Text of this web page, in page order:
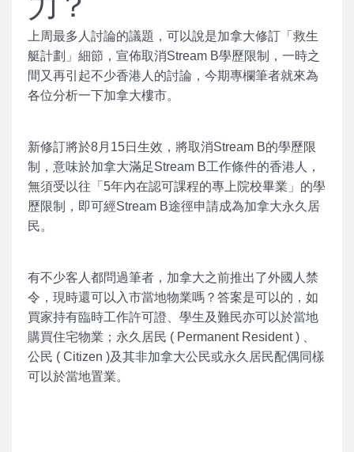
上周最多人討論的議題，可以說是加拿大修訂「救生
艇計劃」細節，宣佈取消Stream B學歷限制，一時之
間又再引起不少香港人的討論，今期專欄筆者就來為
各位分析一下加拿大樓市。
新修訂將於8月15日生效，將取消Stream B的學歷限
制，意味於加拿大滿足Stream B工作條件的香港人，
無須受以往「5年內在認可課程的專上院校畢業」的學
歷限制，即可經Stream B途徑申請成為加拿大永久居
民。
有不少客人都問過筆者，加拿大之前推出了外國人禁
令，現時還可以入市當地物業嗎？答案是可以的，如
買家持有臨時工作許可證、學生及難民亦可以於當地
購買住宅物業；永久居民 ( Permanent Resident ) 、
公民 ( Citizen )及其非加拿大公民或永久居民配偶同樣
可以於當地置業。